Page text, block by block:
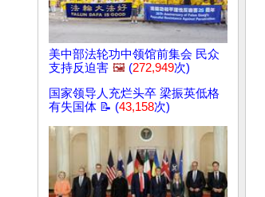
美中部法轮功中领馆前集会 民众
支持反迫害 🖼️ (272,949次)
国家领导人充烂头卒 梁振英低格
有失国体 📝 (43,158次)